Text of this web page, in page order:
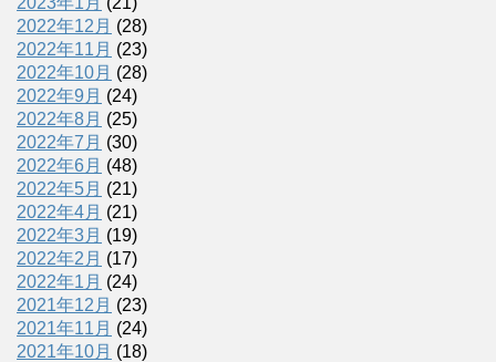
2022年12月 (28)
2022年11月 (23)
2022年10月 (28)
2022年9月 (24)
2022年8月 (25)
2022年7月 (30)
2022年6月 (48)
2022年5月 (21)
2022年4月 (21)
2022年3月 (19)
2022年2月 (17)
2022年1月 (24)
2021年12月 (23)
2021年11月 (24)
2021年10月 (18)